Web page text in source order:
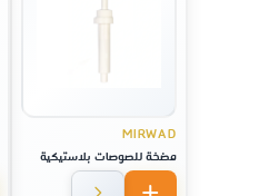
MIRWAD
مضخة للصوصات بلاستيكية